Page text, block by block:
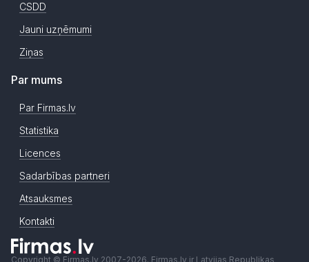
CSDD
Jauni uzņēmumi
Ziņas
Par mums
Par Firmas.lv
Statistika
Licences
Sadarbības partneri
Atsauksmes
Kontakti
Copyright © Firmas.lv 2007-2026. Firmas.lv ir Latvijas Republikas